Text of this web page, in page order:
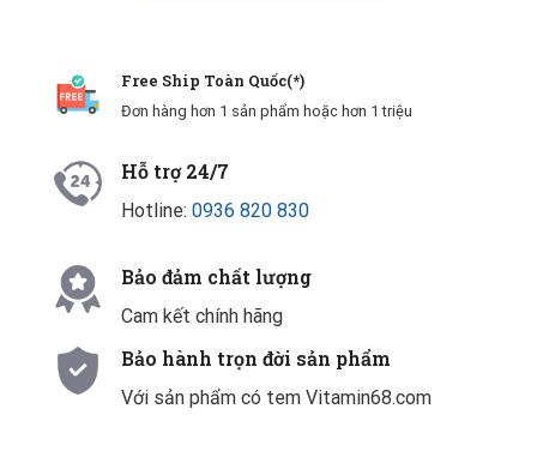
Free Ship Toàn Quốc(*)
Đơn hàng hơn 1 sản phẩm hoặc hơn 1 triệu
Hỗ trợ 24/7
Hotline: 0936 820 830
Bảo đảm chất lượng
Cam kết chính hãng
Bảo hành trọn đời sản phẩm
Với sản phẩm có tem Vitamin68.com